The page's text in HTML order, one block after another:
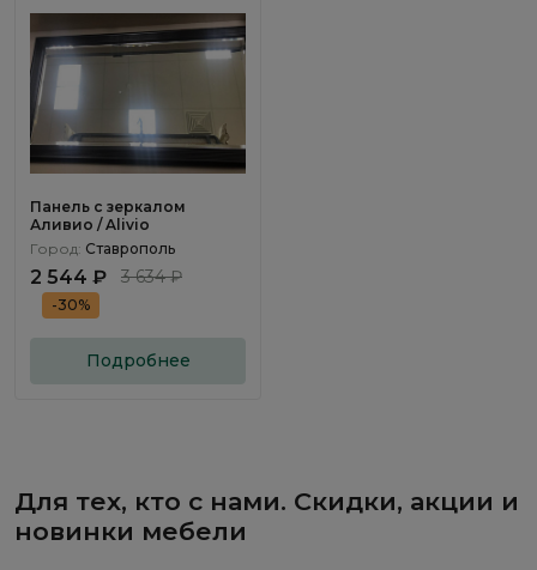
Панель с зеркалом
Аливио / Alivio
Город: Ставрополь
2 544 ₽ 3 634 ₽
-30%
Подробнее
Для тех, кто с нами. Скидки, акции и
новинки мебели